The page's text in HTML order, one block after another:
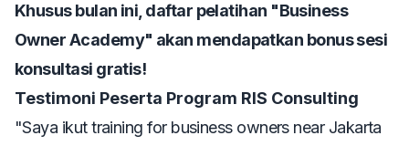
Khusus bulan ini, daftar pelatihan "Business
Owner Academy" akan mendapatkan bonus sesi
konsultasi gratis!
Testimoni Peserta Program RIS Consulting
"Saya ikut training for business owners near Jakarta